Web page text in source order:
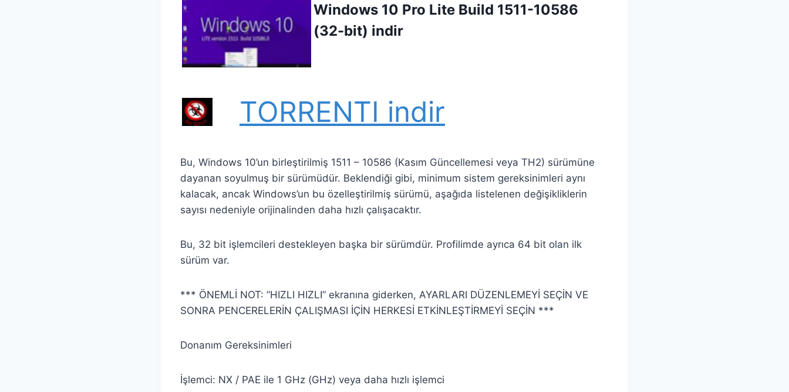
Windows 10 Pro Lite Build 1511-10586
(32-bit) indir
TORRENTI indir
Bu, Windows 10’un birleştirilmiş 1511 – 10586 (Kasım Güncellemesi veya TH2) sürümüne
dayanan soyulmuş bir sürümüdür. Beklendiği gibi, minimum sistem gereksinimleri aynı
kalacak, ancak Windows’un bu özelleştirilmiş sürümü, aşağıda listelenen değişikliklerin
sayısı nedeniyle orijinalinden daha hızlı çalışacaktır.
Bu, 32 bit işlemcileri destekleyen başka bir sürümdür. Profilimde ayrıca 64 bit olan ilk
sürüm var.
*** ÖNEMLİ NOT: ”HIZLI HIZLI” ekranına giderken, AYARLARI DÜZENLEMEYİ SEÇİN VE
SONRA PENCERELERİN ÇALIŞMASI İÇİN HERKESİ ETKİNLEŞTİRMEYİ SEÇİN ***
Donanım Gereksinimleri
İşlemci: NX / PAE ile 1 GHz (GHz) veya daha hızlı işlemci